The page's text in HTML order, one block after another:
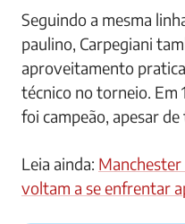
São Paulo, no início da
Os títulos foram
edições de 1992 e 1993.
Seguindo a mesma
paulino, Carpegiani
aproveitamento
técnico no torneio. Em